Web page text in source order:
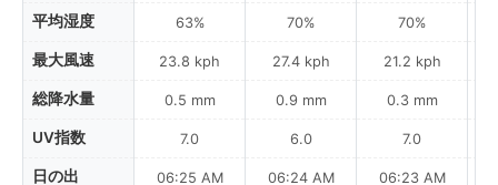
平均湿度
最大風速
総降水量
UV指数
日の出
63%
23.8 kph
0.5 mm
7.0
06:25 AM
70%
27.4 kph
0.9 mm
6.0
06:24 AM
70%
21.2 kph
0.3 mm
7.0
06:23 AM